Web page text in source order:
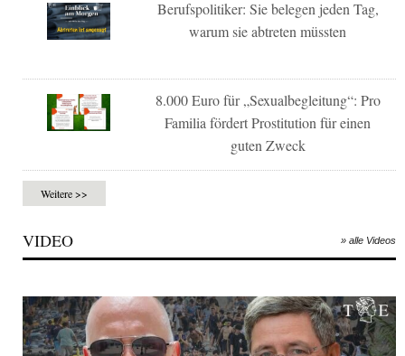
Berufspolitiker: Sie belegen jeden Tag,
warum sie abtreten müssten
8.000 Euro für „Sexualbegleitung“: Pro
Familia fördert Prostitution für einen
guten Zweck
Weitere >>
VIDEO » alle Videos